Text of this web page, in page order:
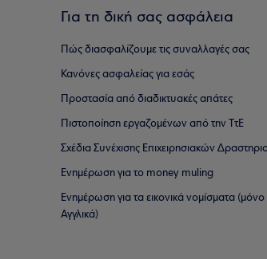
Για τη δική σας ασφάλεια
Πώς διασφαλίζουμε τις συναλλαγές σας
Κανόνες ασφαλείας για εσάς
Προστασία από διαδικτυακές απάτες
Πιστοποίηση εργαζομένων από την ΤτΕ
Σχέδια Συνέχισης Επιχειρησιακών
Ενημέρωση για το money muling
Ενημέρωση για τα εικονικά νομίσματα (μόνο
Αγγλικά)